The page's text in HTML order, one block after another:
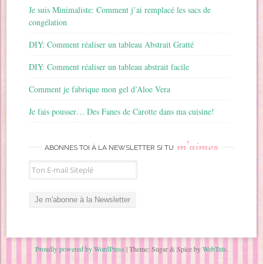
Je suis Minimaliste: Comment j’ai remplacé les sacs de
congélation
DIY: Comment réaliser un tableau Abstrait Gratté
DIY: Comment réaliser un tableau abstrait facile
Comment je fabrique mon gel d’Aloe Vera
Je fais pousser… Des Fanes de Carotte dans ma cuisine!
ABONNES TOI À LA NEWSLETTER SI TU m’aimes
Proudly powered by WordPress |Theme: Sugar & Spice byWebTuts.